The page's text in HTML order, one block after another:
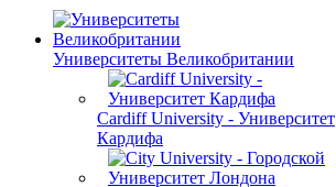
Университеты Великобритании
Cardiff University - Университет
Кардифа